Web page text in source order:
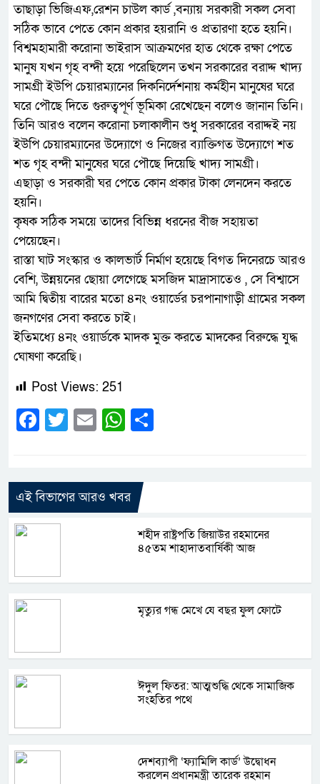
তাছাড়া ভিজিএফ,রেশন চাউল কার্ড ,বন্যায় সরকারী সকল সেবা
সঠিক ভাবে পেতে কোন প্রকার হয়রানি ও প্রতারণা হতে হয়নি।
বিশ্বমহামারী করোনা ভাইরাস আক্রমণের হাত থেকে রক্ষা পেতে
মানুষ যখন গৃহ বন্দী হয়ে পরেছিলেন তখন সরকারের বরাদ্দ খাদ্য
সামগ্রী ইউপি চেয়ারম্যানের দিকনির্দেশনায় কর্মহীন মানুষের ঘরে
ঘরে পৌছে দিতে গুরুত্বপূর্ণ ভূমিকা রেখেছেন বলেও জানান তিনি।
তিনি আরও বলেন করোনা চলাকালীন শুধু সরকারের বরাদ্দই নয়
ইউপি চেয়ারম্যানের উদ্যোগে ও নিজের ব্যাক্তিগত উদ্যোগে শত
শত গৃহ বন্দী মানুষের ঘরে পৌছে দিয়েছি খাদ্য সামগ্রী।
এছাড়া ও সরকারী ঘর পেতে কোন প্রকার টাকা লেনদেন করতে
হয়নি।
কৃষক সঠিক সময়ে তাদের বিভিন্ন ধরনের বীজ সহায়তা
পেয়েছেন।
রাস্তা ঘাট সংস্কার ও কালভার্ট নির্মাণ হয়েছে বিগত দিনেরচে আরও
বেশি, উন্নয়নের ছোয়া লেগেছে মসজিদ মাদ্রাসাতেও , সে বিশ্বাসে
আমি দ্বিতীয় বারের মতো ৪নং ওয়ার্ডের চরপানাগাড়ী গ্রামের সকল
জনগণের সেবা করতে চাই।
ইতিমধ্যে ৪নং ওয়ার্ডকে মাদক মুক্ত করতে মাদকের বিরুদ্ধে যুদ্ধ
ঘোষণা করেছি।
Post Views: 251
Facebook
Twitter
EmailWhatsApp
এই বিভাগের আরও খবর
শহীদ রাষ্ট্রপতি জিয়াউর রহমানের
৪৫তম শাহাদাতবার্ষিকী আজ
মৃত্যুর গন্ধ মেখে যে বছর ফুল ফোটে
ঈদুল ফিতর: আত্মশুদ্ধি থেকে সামাজিক
সংহতির পথে
দেশব্যাপী ‘ফ্যামিলি কার্ড’ উদ্বোধন
করলেন প্রধানমন্ত্রী তারেক রহমান